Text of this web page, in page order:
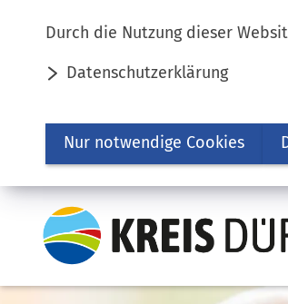
Durch die Nutzung dieser
Datenschutzerklärung
Nur notwendige Cookies
Inhalt anspringen